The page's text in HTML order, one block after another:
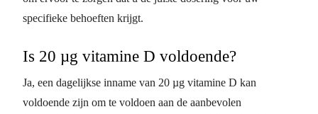
specifieke behoeften krijgt.
Is 20 µg vitamine D voldoende?
Ja, een dagelijkse inname van 20 µg vitamine D kan
voldoende zijn om te voldoen aan de aanbevolen